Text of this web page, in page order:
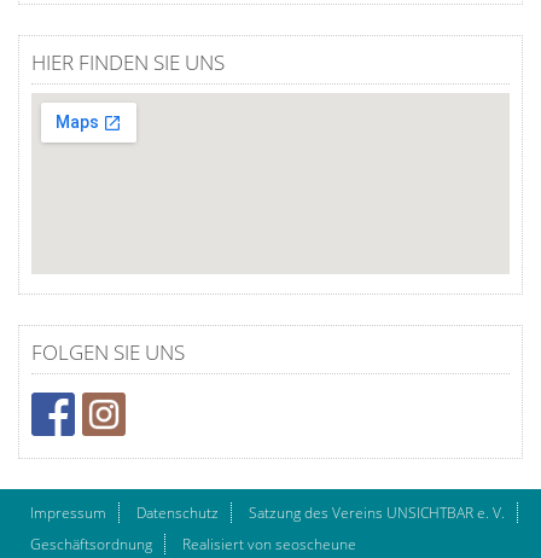
HIER FINDEN SIE UNS
FOLGEN SIE UNS
Impressum Datenschutz
Satzung des Vereins UNSICHTBAR e. V.
Geschäftsordnung
Realisiert von seoscheune